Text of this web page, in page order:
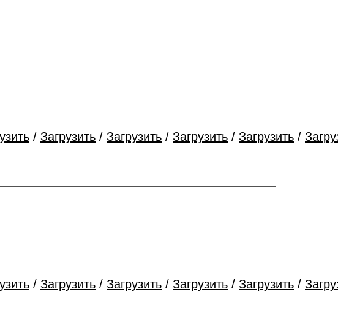
/ Загрузить / Загрузить / Загрузить / Загрузить /
/ Загрузить / Загрузить / Загрузить / Загрузить /